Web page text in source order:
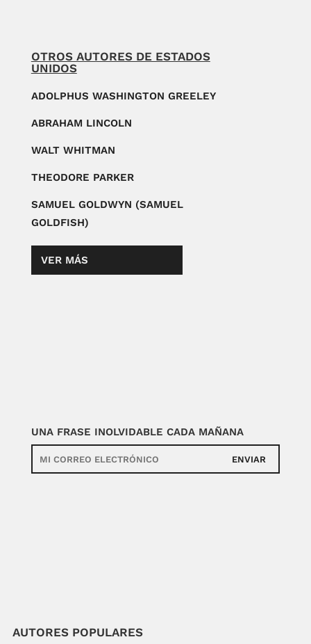
OTROS AUTORES DE ESTADOS
UNIDOS
ADOLPHUS WASHINGTON GREELEY
ABRAHAM LINCOLN
WALT WHITMAN
THEODORE PARKER
SAMUEL GOLDWYN (SAMUEL
GOLDFISH)
VER MÁS
UNA FRASE INOLVIDABLE CADA MAÑANA
ENVIAR
AUTORES POPULARES